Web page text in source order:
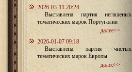
2026-03-11 20:24
Выставлена партия негашеных
тематических марок Португалии
далее>>
2026-01-07 09:18
Выставлена партия чистых
тематических марок Европы
далее>>